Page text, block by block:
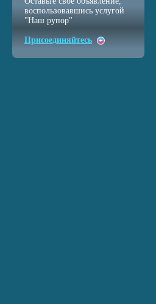
воспользовавшись услугой
"Наш рупор"
Присоединяйтесь